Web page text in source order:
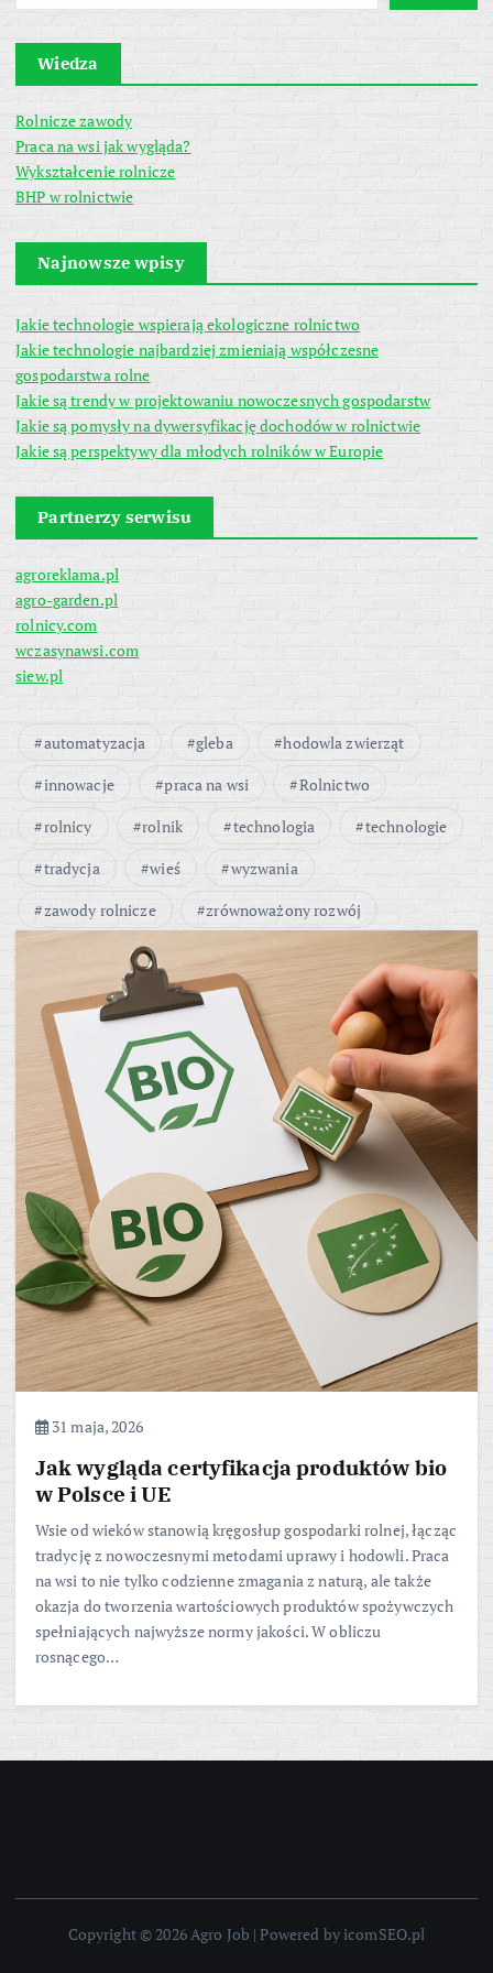
Wiedza
Rolnicze zawody
Praca na wsi jak wygląda?
Wykształcenie rolnicze
BHP w rolnictwie
Najnowsze wpisy
Jakie technologie wspierają ekologiczne rolnictwo
Jakie technologie najbardziej zmieniają współczesne
gospodarstwa rolne
Jakie są trendy w projektowaniu nowoczesnych gospodarstw
Jakie są pomysły na dywersyfikację dochodów w rolnictwie
Jakie są perspektywy dla młodych rolników w Europie
Partnerzy serwisu
agroreklama.pl
agro-garden.pl
rolnicy.com
wczasynawsi.com
siew.pl
automatyzacja gleba
hodowla zwierząt
innowacje
praca na wsi
Rolnictwo
rolnicy
rolnik technologia
technologie
tradycja
wieś
wyzwania
zawody rolnicze
zrównoważony rozwój
31 maja, 2026
Jak wygląda certyfikacja produktów bio
w Polsce i UE
Wsie od wieków stanowią kręgosłup gospodarki rolnej, łącząc
tradycję z nowoczesnymi metodami uprawy i hodowli. Praca
na wsi to nie tylko codzienne zmagania z naturą, ale także
okazja do tworzenia wartościowych produktów spożywczych
spełniających najwyższe normy jakości. W obliczu
rosnącego…
Copyright © 2026 Agro Job | Powered by icomSEO.pl